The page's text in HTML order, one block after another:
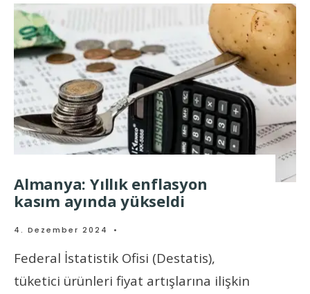
Almanya: Yıllık enflasyon
kasım ayında yükseldi
4. Dezember 2024 •
Federal İstatistik Ofisi (Destatis),
tüketici ürünleri fiyat artışlarına ilişkin